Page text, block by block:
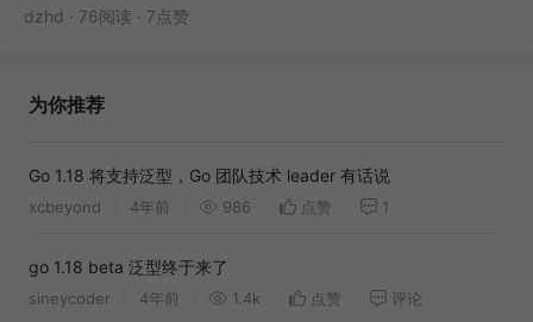
dzhd · 76阅读 · 7点赞
为你推荐
Go 1.18 将支持泛型，Go 团队技术 leader 有话说
xcbeyond 4年前 986 点赞 1
go 1.18 beta 泛型终于来了
sineycoder 4年前 1.4k 点赞 评论